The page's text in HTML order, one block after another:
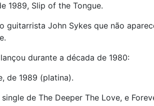
1989, Slip of the Tongue.
John Sykes que não
durante a década de 1980:
de 1989 (platina).
de The Deeper The Love, e